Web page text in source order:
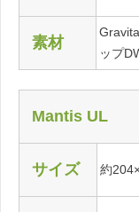
素材
ップ
Mantis UL
サイズ 約